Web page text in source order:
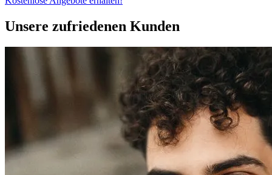
Unsere zufriedenen Kunden